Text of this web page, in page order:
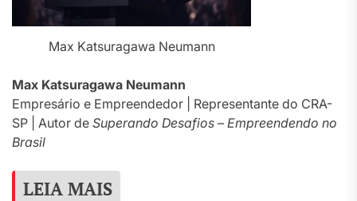
Max Katsuragawa Neumann
Max Katsuragawa Neumann
Empresário e Empreendedor | Representante do CRA-
SP | Autor de Superando Desafios – Empreendendo no
Brasil
LEIA MAIS